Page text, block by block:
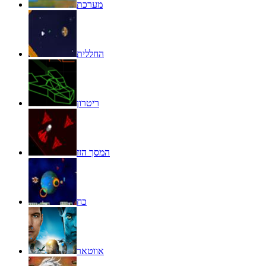
מערכת
החללית
ריטרון
המסך הזז
כח
אווטאר